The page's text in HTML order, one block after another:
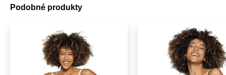
Podobné produkty